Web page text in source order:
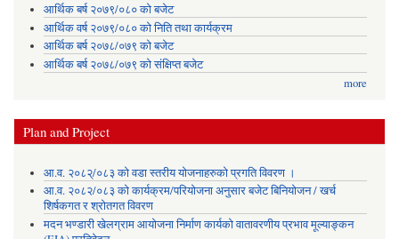
आर्थिक बर्ष २०७९/०८० को बजेट
आर्थिक वर्ष २०७९/०८० को निति तथा कार्यक्रम
आर्थिक बर्ष २०७८/०७९ को बजेट
आर्थिक बर्ष २०७८/०७९ को संक्षिप्त बजेट
more
Plan and Project
आ.व. २०८२्/०८३ को वडा स्तरीय योजनाहरुको प्रगति विवरण ।
आ.व. २०८२/०८३ को कार्यक्रम/परियोजना अनुसार बजेट बिनियोजन / खर्च
शिर्षकगत र श्रोतगत विवरण
मदन भण्डारी खेलग्राम आयोजना निर्माण कार्यको वातावरणीय प्रभाव मूल्याङ्कन